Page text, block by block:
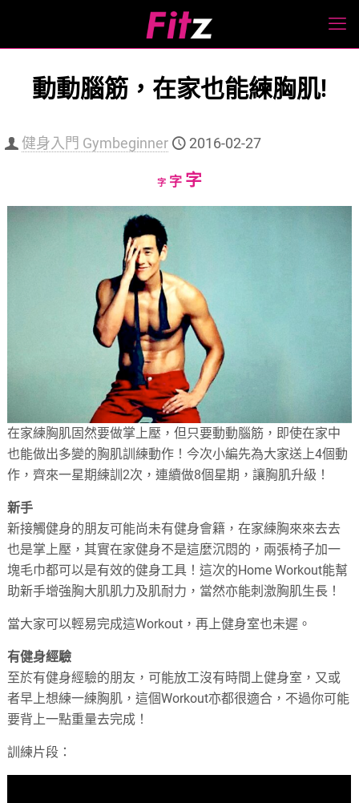
動動腦筋，在家也能練胸肌!
健身入門 Gymbeginner 2016-02-27
字Decrease
字Reset
字Increase
在家練胸肌固然要做掌上壓，但只要動動腦筋，即使在家中
也能做出多變的胸肌訓練動作！今次小編先為大家送上4個動
作，齊來一星期練訓2次，連續做8個星期，讓胸肌升級！
新手
新接觸健身的朋友可能尚未有健身會籍，在家練胸來來去去
也是掌上壓，其實在家健身不是這麼沉悶的，兩張椅子加一
塊毛巾都可以是有效的健身工具！這次的Home Workout能幫
助新手增強胸大肌肌力及肌耐力，當然亦能刺激胸肌生長！
當大家可以輕易完成這Workout，再上健身室也未遲。
有健身經驗
至於有健身經驗的朋友，可能放工沒有時間上健身室，又或
者早上想練一練胸肌，這個Workout亦都很適合，不過你可能
要背上一點重量去完成！
訓練片段：